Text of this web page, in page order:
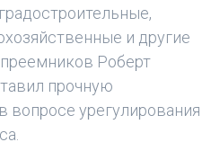
и другие
Роберт
прочную
вопросе урегулирования